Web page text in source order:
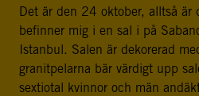
Det är den 24 oktober, alltså är
befinner mig i en sal i på
Istanbul. Salen är dekorerad
granitpelarna bär värdigt upp
sextiotal kvinnor och män